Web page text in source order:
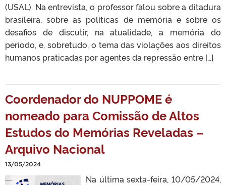
(USAL). Na entrevista, o professor falou sobre a ditadura
brasileira, sobre as políticas de memória e sobre os
desafios de discutir, na atualidade, a memória do
período, e, sobretudo, o tema das violações aos direitos
humanos praticadas por agentes da repressão entre […]
Coordenador do NUPPOME é
nomeado para Comissão de Altos
Estudos do Memórias Reveladas –
Arquivo Nacional
13/05/2024
Na última sexta-feira, 10/05/2024,